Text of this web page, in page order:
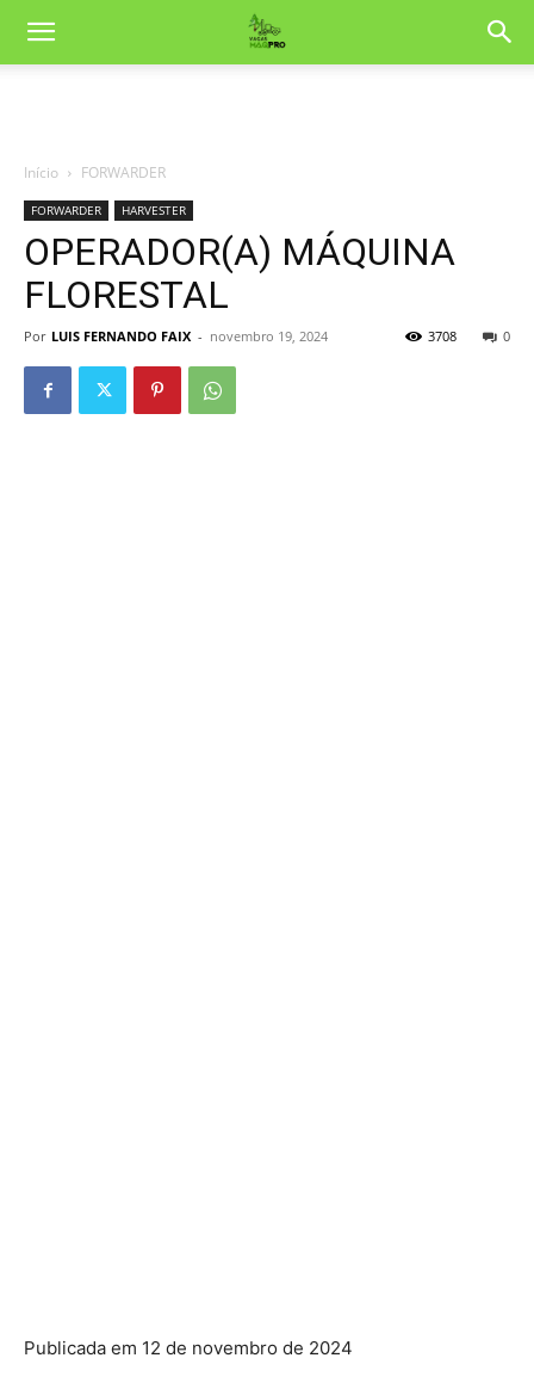
Início FORWARDER
FORWARDER HARVESTER
OPERADOR(A) MÁQUINA
FLORESTAL
Por LUIS FERNANDO FAIX - novembro 19, 2024 0
3708
Publicada em 12 de novembro de 2024